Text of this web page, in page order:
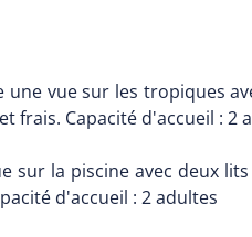
une vue sur les tropiques
frais. Capacité d'accueil : 2
sur la piscine avec deux
d'accueil : 2 adultes